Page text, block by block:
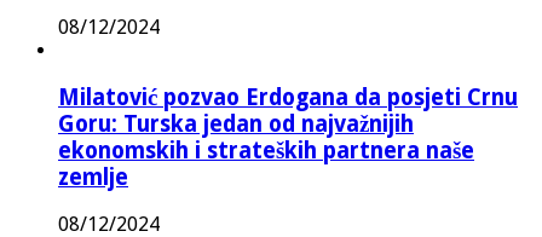
08/12/2024
Milatović pozvao Erdogana da posjeti Crnu
Goru: Turska jedan od najvažnijih
ekonomskih i strateških partnera naše
zemlje
08/12/2024